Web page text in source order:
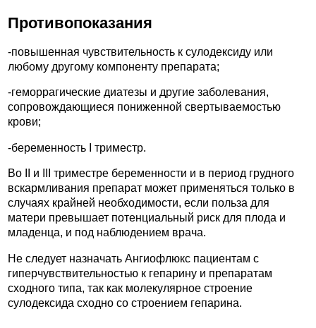
Противопоказания
-повышенная чувствительность к сулодексиду или
любому другому компоненту препарата;
-геморрагические диатезы и другие заболевания,
сопровождающиеся пониженной свертываемостью
крови;
-беременность I триместр.
Во II и III триместре беременности и в период грудного
вскармливания препарат может применяться только в
случаях крайней необходимости, если польза для
матери превышает потенциальный риск для плода и
младенца, и под наблюдением врача.
Не следует назначать Ангиофлюкс пациентам с
гиперчувствительностью к гепарину и препаратам
сходного типа, так как молекулярное строение
сулодексида сходно со строением гепарина.